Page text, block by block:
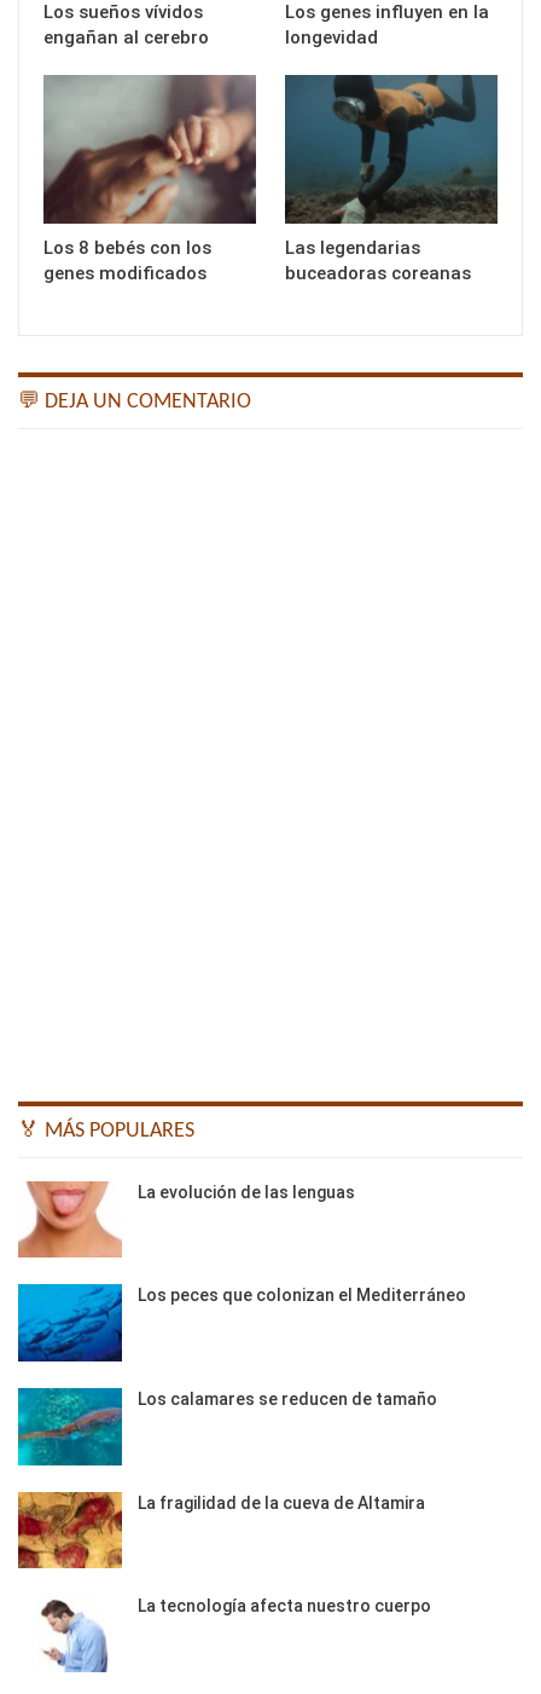
Los sueños vívidos
engañan al cerebro
Los genes influyen en la
longevidad
Los 8 bebés con los
genes modificados
Las legendarias
buceadoras coreanas
💬 DEJA UN COMENTARIO
🏅 MÁS POPULARES
La evolución de las lenguas
Los peces que colonizan el Mediterráneo
Los calamares se reducen de tamaño
La fragilidad de la cueva de Altamira
La tecnología afecta nuestro cuerpo